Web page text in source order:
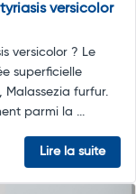
versicolor
versicolor ? Le
superficielle
Malassezia furfur.
parmi la ...
Lire la suite